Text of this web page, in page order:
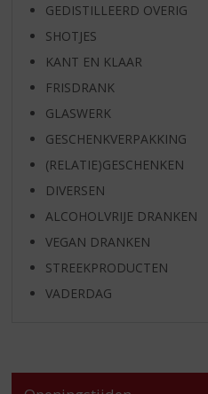
GEDISTILLEERD OVERIG
SHOTJES
KANT EN KLAAR
FRISDRANK
GLASWERK
GESCHENKVERPAKKING
(RELATIE)GESCHENKEN
DIVERSEN
ALCOHOLVRIJE DRANKEN
VEGAN DRANKEN
STREEKPRODUCTEN
VADERDAG